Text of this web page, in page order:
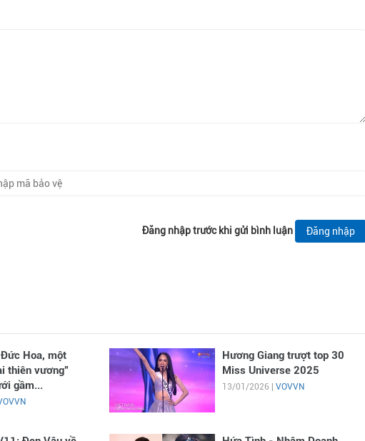
Đăng nhập trước khi gửi bình luận Đăng nhập
Hoa, một
thiên vương”
gầm...
Hương Giang trượt top 30
Miss Universe 2025
13/01/2026 | VOVVN